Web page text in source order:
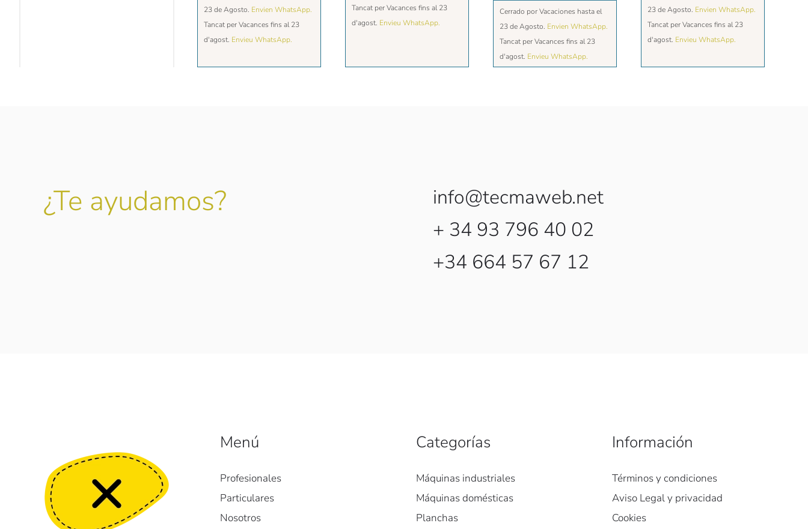
23 de Agosto. Envien WhatsApp.
Tancat per Vacances fins al 23
d'agost. Envieu WhatsApp.
Tancat per Vacances fins al 23
d'agost. Envieu WhatsApp.
Cerrado por Vacaciones hasta el
23 de Agosto. Envien WhatsApp.
Tancat per Vacances fins al 23
d'agost. Envieu WhatsApp.
23 de Agosto. Envien WhatsApp.
Tancat per Vacances fins al 23
d'agost. Envieu WhatsApp.
¿Te ayudamos?
info@tecmaweb.net
+ 34 93 796 40 02
+34 664 57 67 12
Menú
Profesionales
Particulares
Nosotros
Categorías
Máquinas industriales
Máquinas domésticas
Planchas
Información
Términos y condiciones
Aviso Legal y privacidad
Cookies